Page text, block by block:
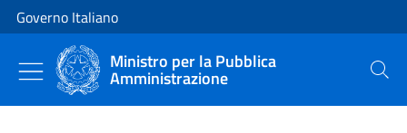
Vai al contenuto
Vai alla navigazione del sito
Governo Italiano
Ministro per la Pubblica
Amministrazione Cerca